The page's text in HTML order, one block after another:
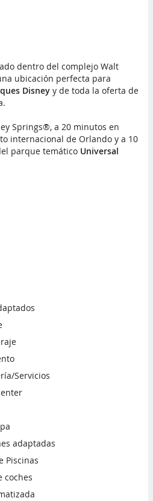
dentro del complejo Walt
ubicación perfecta para
Disney y de toda la oferta de
Springs®, a 20 minutos en
internacional de Orlando y a 10
parque temático Universal
Servicios
adaptadas
Piscinas
coches